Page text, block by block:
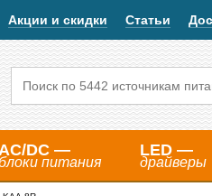
Акции и скидки Статьи
DC —
питания
LED —
драйверы